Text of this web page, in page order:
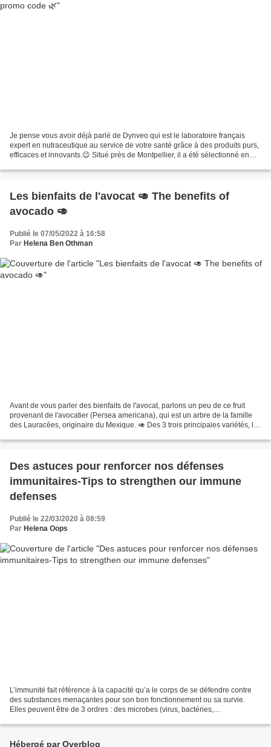
Je pense vous avoir déjà parlé de Dynveo qui est le laboratoire français
expert en nutraceutique au service de votre santé grâce à des produits purs,
efficaces et innovants.😉 Situé près de Montpellier, il a été sélectionné en
Les bienfaits de l'avocat 🥑 The benefits of
avocado 🥑
Publié le 07/05/2022 à 16:58
Par Helena Ben Othman
Avant de vous parler des bienfaits de l'avocat, parlons un peu de ce fruit
provenant de l'avocatier (Persea americana), qui est un arbre de la famille
des Lauracées, originaire du Mexique. 🥑 Des 3 trois principales variétés, la
Des astuces pour renforcer nos défenses
immunitaires-Tips to strengthen our immune
defenses
Publié le 22/03/2020 à 08:59
Par Helena Oops
L’immunité fait référence à la capacité qu’a le corps de se défendre contre
des substances menaçantes pour son bon fonctionnement ou sa survie.
Elles peuvent être de 3 ordres : des microbes (virus, bactéries,
Hébergé par Overblog